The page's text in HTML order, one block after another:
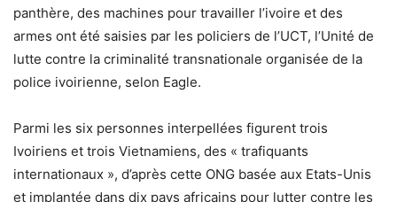
panthère, des machines pour travailler l’ivoire et des
armes ont été saisies par les policiers de l’UCT, l’Unité de
lutte contre la criminalité transnationale organisée de la
police ivoirienne, selon Eagle.
Parmi les six personnes interpellées figurent trois
Ivoiriens et trois Vietnamiens, des « trafiquants
internationaux », d’après cette ONG basée aux Etats-Unis
et implantée dans dix pays africains pour lutter contre les